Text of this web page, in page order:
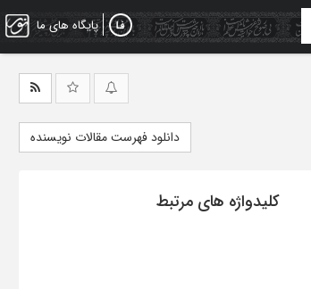
پایگاه های ما
دانلود فهرست مقالات نویسنده
کلیدواژه های مرتبط